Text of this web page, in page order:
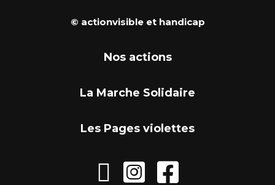
© actionvisible et handicap
Nos actions
La Marche Solidaire
Les Pages violettes
  